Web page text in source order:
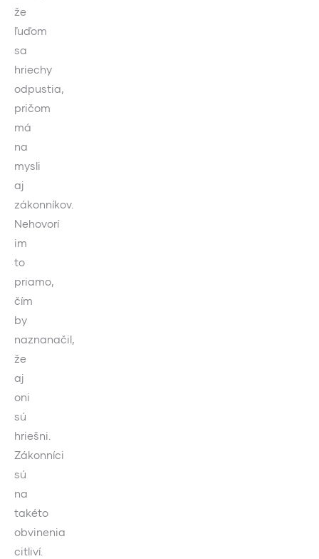
že
ľuďom
sa
hriechy
odpustia,
pričom
má
na
mysli
aj
zákonníkov.
Nehovorí
im
to
priamo,
čím
by
naznanačil,
že
aj
oni
sú
hriešni.
Zákonníci
sú
na
takéto
obvinenia
citliví.